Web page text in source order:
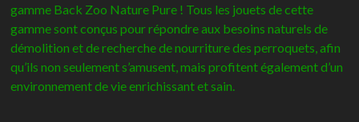
gamme Back Zoo Nature Pure ! Tous les jouets de cette
gamme sont conçus pour répondre aux besoins naturels de
démolition et de recherche de nourriture des perroquets, afin
qu’ils non seulement s’amusent, mais profitent également d’un
environnement de vie enrichissant et sain.